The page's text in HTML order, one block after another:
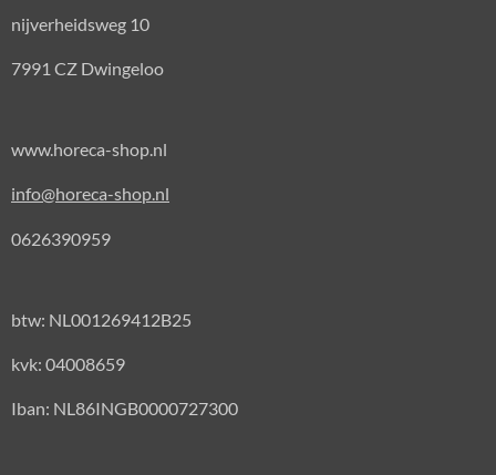
nijverheidsweg 10
7991 CZ Dwingeloo
www.horeca-shop.nl
info@horeca-shop.nl
0626390959
btw: NL001269412B25
kvk: 04008659
Iban: NL86INGB0000727300